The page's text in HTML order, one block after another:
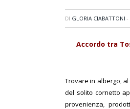
DI GLORIA CIABATTONI -
Accordo tra
Trovare in albergo,
del solito cornetto
provenienza,